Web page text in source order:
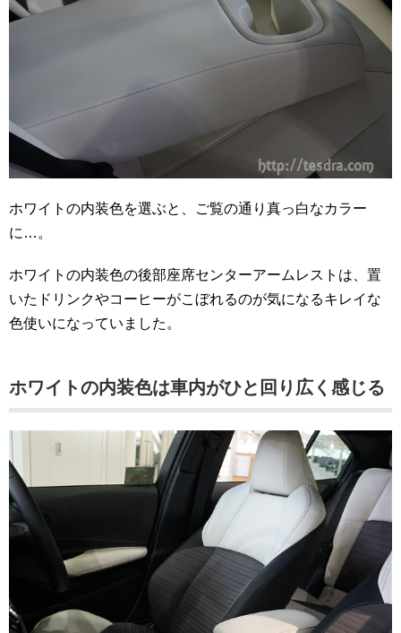
ホワイトの内装色を選ぶと、ご覧の通り真っ白なカラー
に…。
ホワイトの内装色の後部座席センターアームレストは、置
いたドリンクやコーヒーがこぼれるのが気になるキレイな
色使いになっていました。
ホワイトの内装色は車内がひと回り広く感じる